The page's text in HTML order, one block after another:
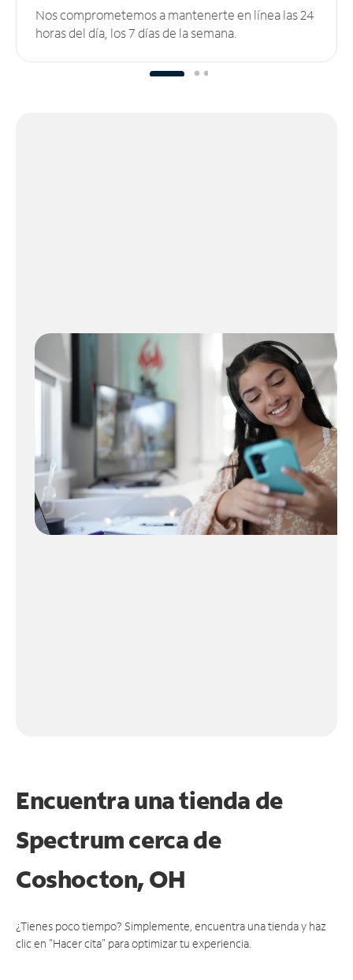
Nos comprometemos a mantenerte en línea las 24
horas del día, los 7 días de la semana.
Encuentra una tienda de
Spectrumcerca de
Coshocton, OH
¿Tienes poco tiempo? Simplemente, encuentra una tienda y haz
clic en "Hacer cita" para optimizar tu experiencia.